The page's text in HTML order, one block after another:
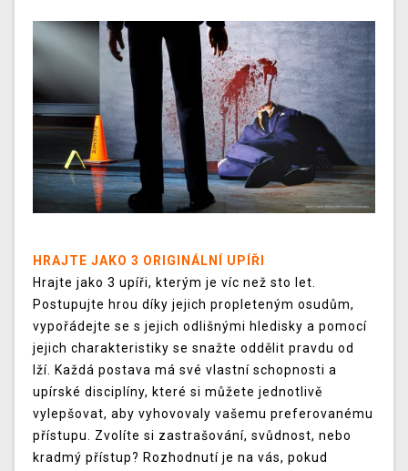
HRAJTE JAKO 3 ORIGINÁLNÍ UPÍŘI
Hrajte jako 3 upíři, kterým je víc než sto let.
Postupujte hrou díky jejich propleteným osudům,
vypořádejte se s jejich odlišnými hledisky a pomocí
jejich charakteristiky se snažte oddělit pravdu od
lží. Každá postava má své vlastní schopnosti a
upírské disciplíny, které si můžete jednotlivě
vylepšovat, aby vyhovovaly vašemu preferovanému
přístupu. Zvolíte si zastrašování, svůdnost, nebo
kradmý přístup? Rozhodnutí je na vás, pokud